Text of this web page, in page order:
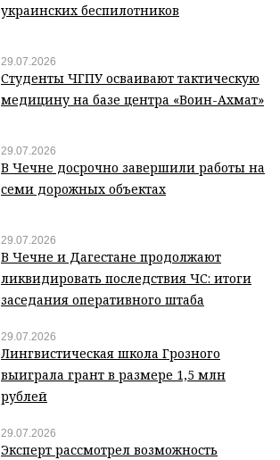
украинских беспилотников
29.07.2026
Студенты ЧГПУ осваивают тактическую
медицину на базе центра «Воин-Ахмат»
29.07.2026
В Чечне досрочно завершили работы на
семи дорожных объектах
29.07.2026
В Чечне и Дагестане продолжают
ликвидировать последствия ЧС: итоги
заседания оперативного штаба
29.07.2026
Лингвистическая школа Грозного
выиграла грант в размере 1,5 млн
рублей
29.07.2026
Эксперт рассмотрел возможность